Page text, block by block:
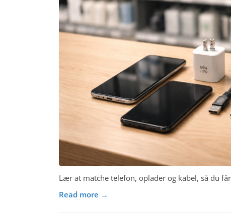
Lær at matche telefon, oplader og kabel, så du
Read more →